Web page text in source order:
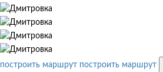
построить маршрут построить маршрут